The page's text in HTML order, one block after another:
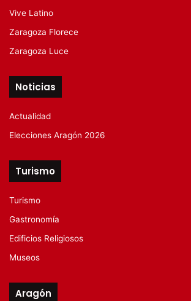
Vive Latino
Zaragoza Florece
Zaragoza Luce
Noticias
Actualidad
Elecciones Aragón 2026
Turismo
Turismo
Gastronomía
Edificios Religiosos
Museos
Aragón